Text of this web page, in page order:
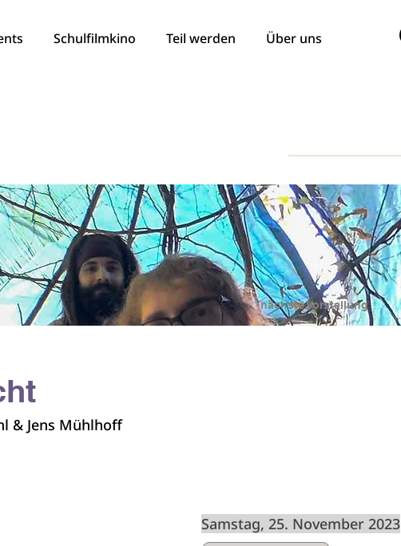
Schulfilmkino Teil werden Über uns
nächste Vorstellung
& Jens Mühlhoff
Samstag, 25. November 2023